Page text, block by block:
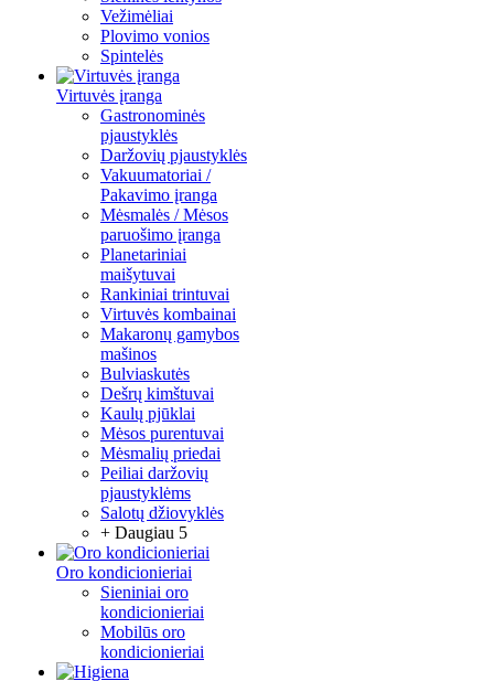
Vežimėliai
Plovimo vonios
Spintelės
Virtuvės įranga
Gastronominės
pjaustyklės
Daržovių pjaustyklės
Vakuumatoriai /
Pakavimo įranga
Mėsmalės / Mėsos
paruošimo įranga
Planetariniai
maišytuvai
Rankiniai trintuvai
Virtuvės kombainai
Makaronų gamybos
mašinos
Bulviaskutės
Dešrų kimštuvai
Kaulų pjūklai
Mėsos purentuvai
Mėsmalių priedai
Peiliai daržovių
pjaustyklėms
Salotų džiovyklės
+ Daugiau 5
Oro kondicionieriai
Sieniniai oro
kondicionieriai
Mobilūs oro
kondicionieriai